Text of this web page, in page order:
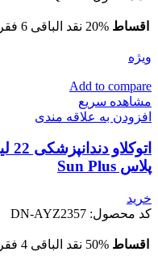
اقساط 20% نقد الباقی 6 فقره چک
ویژه
Add to compare
مشاهده سریع
افزودن به علاقه مندی
پلاس Sun Plus
خرید
کد محصول: DN-AYZ2357
اقساط 50% نقد الباقی 4 فقره چک